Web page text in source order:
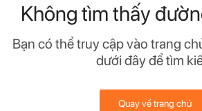
Không tìm thấy
Bạn có thể truy cập vào trang
dưới đây để tìm
Quay về trang chủ